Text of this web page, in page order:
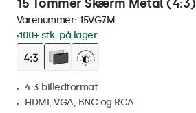
15 Tommer Skærm Metal (4:3)
Varenummer: 15VG7M
100+ stk. på lager
4:3 billedformat
HDMI, VGA, BNC og RCA